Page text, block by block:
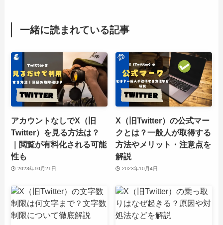
一緒に読まれている記事
アカウントなしでX（旧
Twitter）を見る方法は？
｜閲覧が有料化される可能
性も
2023年10月21日
X（旧Twitter）の公式マー
クとは？一般人が取得する
方法やメリット・注意点を
解説
2023年10月4日